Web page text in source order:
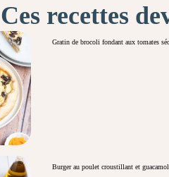
Ces recettes
Gratin de brocoli fondant aux tomates
Burger au poulet croustillant et